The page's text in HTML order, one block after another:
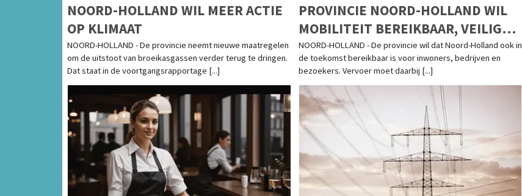
NOORD-HOLLAND WIL MEER ACTIE
OP KLIMAAT
NOORD-HOLLAND - De provincie neemt nieuwe maatregelen
om de uitstoot van broeikasgassen verder terug te dringen.
Dat staat in de voortgangsrapportage [...]
PROVINCIE NOORD-HOLLAND WIL
MOBILITEIT BEREIKBAAR, VEILIG
EN TOEGANKELIJK HOUDEN
NOORD-HOLLAND - De provincie wil dat Noord-Holland ook in
de toekomst bereikbaar is voor inwoners, bedrijven en
bezoekers. Vervoer moet daarbij [...]